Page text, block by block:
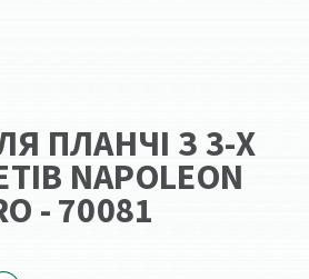
ПЛАНЧІ З 3-Х
NAPOLEON
- 70081